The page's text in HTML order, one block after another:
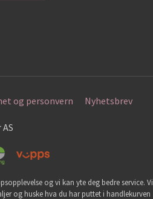
og personvern Nyhetsbrev
og vi kan yte deg bedre service. Vi
og huske hva du har puttet i handlekurven